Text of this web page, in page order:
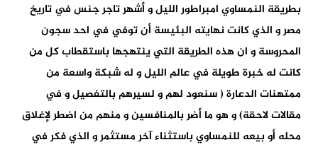
بطريقة النمساوي امبراطور الليل و أشهر تاجر جنس في تاريخ
مصر و الذي كانت نهايته البئيسة أن توفي في احد سجون
المحروسة و ان هذه الطريقة التي ينتهجها باستقطاب كل من
كانت له خبرة طويلة في عالم الليل و له شبكة واسعة من
ممتهنات الدعارة ( سنعود لهم و لسيرهم بالتفصيل و في
مقالات لاحقة) و هو ما أضر بالمنافسين و منهم من اضطر لإغلاق
محله أو بيعه للنمساوي باستثناء آخر مستثمر و الذي فكر في